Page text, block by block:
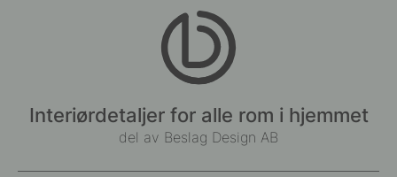
Interiørdetaljer for alle rom i hjemmet
del av Beslag Design AB